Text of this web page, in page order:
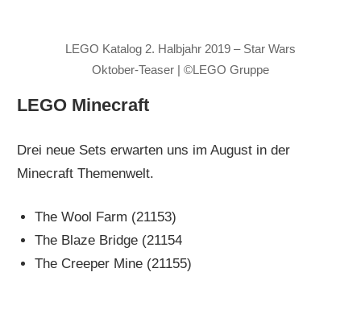
LEGO Katalog 2. Halbjahr 2019 – Star Wars
Oktober-Teaser | ©LEGO Gruppe
LEGO Minecraft
Drei neue Sets erwarten uns im August in der
Minecraft Themenwelt.
The Wool Farm (21153)
The Blaze Bridge (21154
The Creeper Mine (21155)